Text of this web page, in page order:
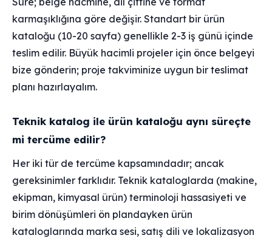
karmaşıklığına göre değişir. Standart bir ürün
kataloğu (10-20 sayfa) genellikle 2-3 iş günü içinde
teslim edilir. Büyük hacimli projeler için önce belgeyi
bize gönderin; proje takviminize uygun bir teslimat
planı hazırlayalım.
Teknik katalog ile ürün kataloğu aynı süreçte
mi tercüme edilir?
Her iki tür de tercüme kapsamındadır; ancak
gereksinimler farklıdır. Teknik kataloglarda (makine,
ekipman, kimyasal ürün) terminoloji hassasiyeti ve
birim dönüşümleri ön plandayken ürün
kataloglarında marka sesi, satış dili ve lokalizasyon